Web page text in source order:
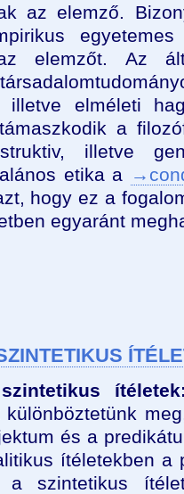
az elemző.
elemzőt. Az
illetve elméleti
a
illetve
etika a
hogy ez a
egyaránt
és a
ítéletekben a
a szintetikus